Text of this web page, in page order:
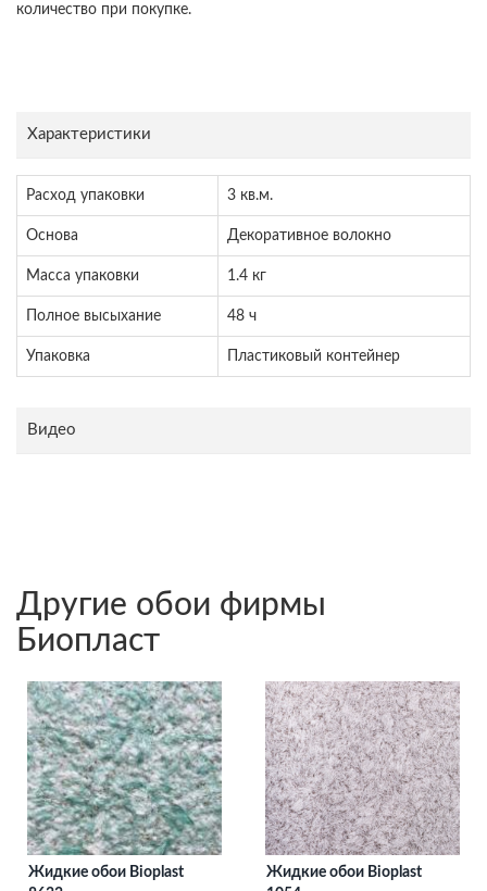
количество при покупке.
Характеристики
Расход упаковки 3 кв.м.
Основа Декоративное волокно
Масса упаковки 1.4 кг
Полное высыхание 48 ч
Упаковка Пластиковый контейнер
Видео
Другие обои фирмы
Биопласт
Жидкие обои Bioplast
Жидкие обои Bioplast